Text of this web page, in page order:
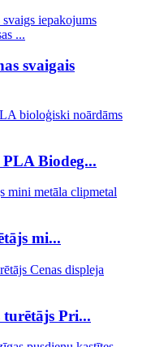
svaigais
Biodeg...
mi...
turētājs Pri...